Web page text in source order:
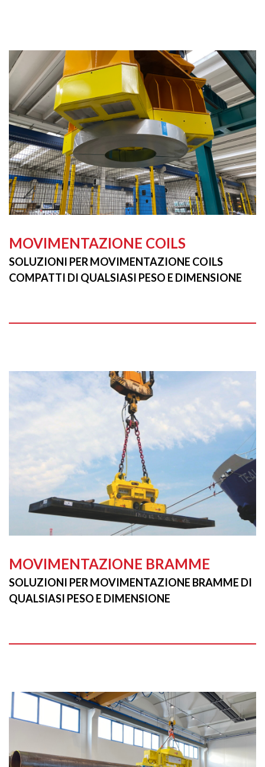
MOVIMENTAZIONE COILS
SOLUZIONI PER MOVIMENTAZIONE COILS
COMPATTI DI QUALSIASI PESO E DIMENSIONE
MOVIMENTAZIONE BRAMME
SOLUZIONI PER MOVIMENTAZIONE BRAMME DI
QUALSIASI PESO E DIMENSIONE